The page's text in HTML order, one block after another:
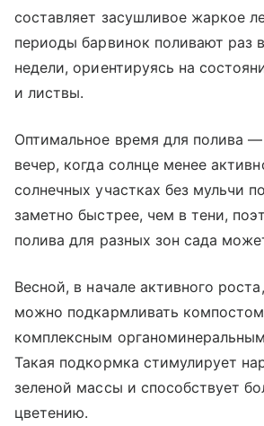
составляет засушливое жаркое
периоды барвинок поливают раз
недели, ориентируясь на
и листвы.
Оптимальное время для полива
вечер, когда солнце менее
солнечных участках без мульчи
заметно быстрее, чем в тени,
полива для разных зон сада
Весной, в начале активного
можно подкармливать
комплексным
Такая подкормка стимулирует
зеленой массы и способствует
цветению.